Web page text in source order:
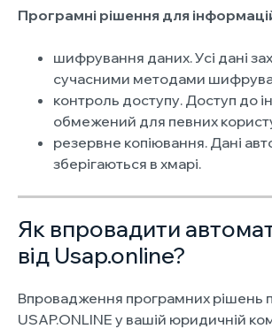
Програмні рішення для
шифрування даних. Усі дані
сучасними методами
контроль доступу. Доступ до
обмежений для певних
резервне копіювання. Дані
зберігаються в хмарі.
Як впровадити
від Usap.online?
Впровадження програмних рішень
USAP.ONLINE у вашій юридичній